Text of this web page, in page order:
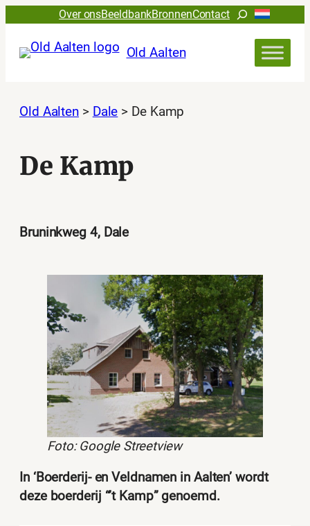
Over onsBeeldbankBronnenContactZoeken
Old Aalten
Old Aalten > Dale > De Kamp
De Kamp
Bruninkweg 4, Dale
Foto: Google Streetview
In ‘Boerderij- en Veldnamen in Aalten’ wordt
deze boerderij “’t Kamp” genoemd.